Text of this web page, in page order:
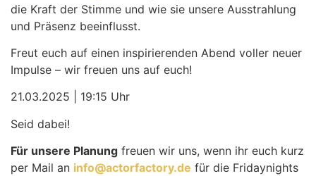
die Kraft der Stimme und wie sie unsere Ausstrahlung
und Präsenz beeinflusst.
Freut euch auf einen inspirierenden Abend voller neuer
Impulse – wir freuen uns auf euch!
21.03.2025 | 19:15 Uhr
Seid dabei!
Für unsere Planung freuen wir uns, wenn ihr euch kurz
per Mail an info@actorfactory.de für die Fridaynights